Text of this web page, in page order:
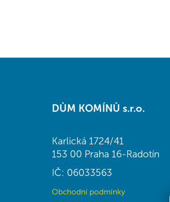
DŮM KOMÍNŮ s.r.o.
Karlická 1724/41
153 00 Praha 16-Radotín
IČ: 06033563
Obchodní podmínky